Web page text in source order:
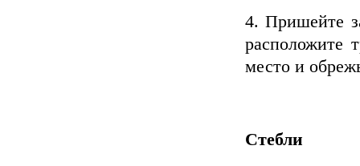
4. Пришейте
расположите
место и
Стебли